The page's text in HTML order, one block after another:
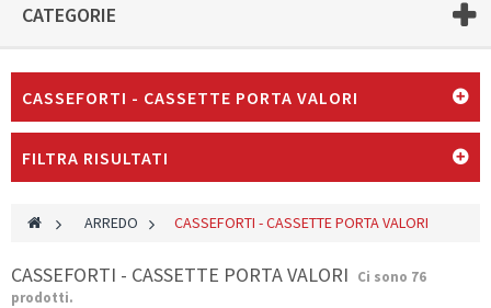
CATEGORIE
CASSEFORTI - CASSETTE PORTA VALORI
FILTRA RISULTATI
> ARREDO > CASSEFORTI - CASSETTE PORTA VALORI
CASSEFORTI - CASSETTE PORTA VALORI Ci sono 76
prodotti.